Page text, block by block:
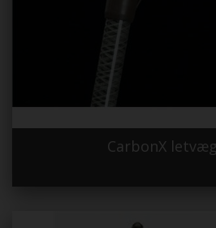
CarbonX